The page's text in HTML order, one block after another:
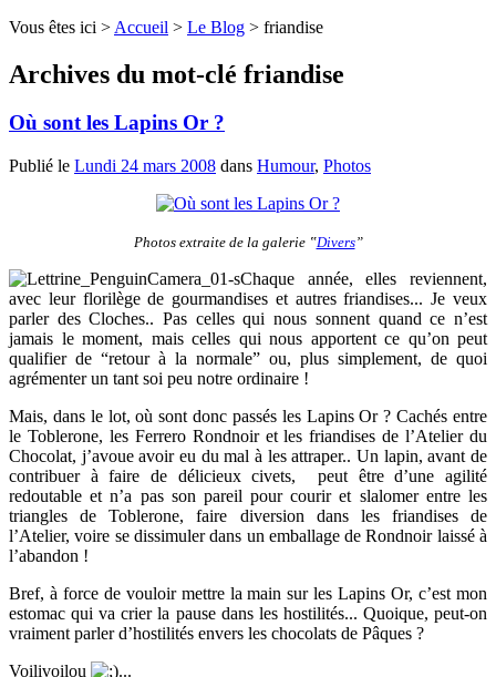
Vous êtes ici > Accueil > Le Blog > friandise
Archives du mot-clé friandise
Où sont les Lapins Or ?
Publié le Lundi 24 mars 2008 dans Humour, Photos
Photos extraite de la galerie ‟Divers”
Chaque année, elles reviennent,
avec leur florilège de gourmandises et autres friandises... Je veux
parler des Cloches.. Pas celles qui nous sonnent quand ce n’est
jamais le moment, mais celles qui nous apportent ce qu’on peut
qualifier de “retour à la normale” ou, plus simplement, de quoi
agrémenter un tant soi peu notre ordinaire !
Mais, dans le lot, où sont donc passés les Lapins Or ? Cachés entre
le Toblerone, les Ferrero Rondnoir et les friandises de l’Atelier du
Chocolat, j’avoue avoir eu du mal à les attraper.. Un lapin, avant de
contribuer à faire de délicieux civets, peut être d’une agilité
redoutable et n’a pas son pareil pour courir et slalomer entre les
triangles de Toblerone, faire diversion dans les friandises de
l’Atelier, voire se dissimuler dans un emballage de Rondnoir laissé à
l’abandon !
Bref, à force de vouloir mettre la main sur les Lapins Or, c’est mon
estomac qui va crier la pause dans les hostilités... Quoique, peut-on
vraiment parler d’hostilités envers les chocolats de Pâques ?
Voilivoilou
...